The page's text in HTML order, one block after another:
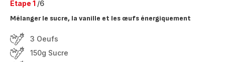
Etape 1 /6
Mélanger le sucre, la vanille et les œufs énergiquement
3 Oeufs
150g Sucre